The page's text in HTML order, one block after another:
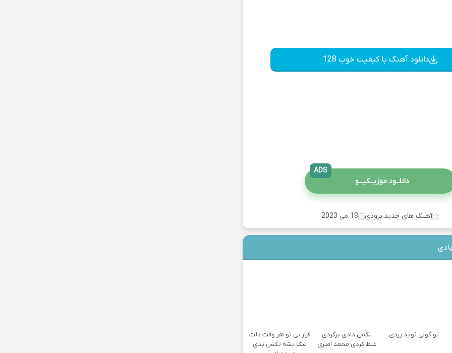
دانلود آهنگ با کیفیت خوب 128
دانلــود موزیــکیـــو
ADS
آهنگ های جدید،بزودی 18 می 2023
تو گولی نوید زردی
تکس دادی برگردی
غلط کردی محمد امیری
قرار نی تو هر وقت دلت
تنگ بشه تکس بدی